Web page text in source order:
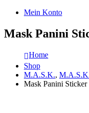
Mein Konto
Mask Panini
Home
Shop
M.A.S.K.,
Mask Panini